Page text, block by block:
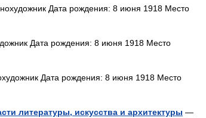
Дата рождения: 8 июня 1918 Место
Дата рождения: 8 июня 1918 Место
Дата рождения: 8 июня 1918 Место
литературы, искусства и архитектуры —